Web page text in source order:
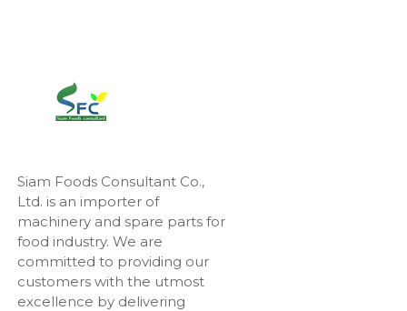
Siam Foods Consultant Co.,
Ltd. is an importer of
machinery and spare parts for
food industry. We are
committed to providing our
customers with the utmost
excellence by delivering